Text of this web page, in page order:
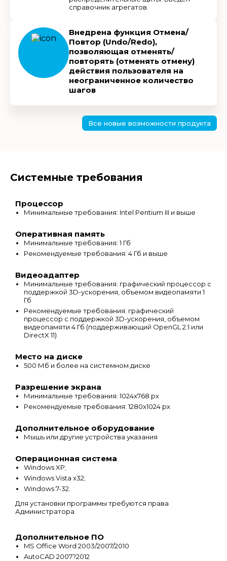
справочник агрегатов.
Внедрена функция Отмена/
Повтор (Undo/Redo),
позволяющая отменять/
повторять (отменять отмену)
действия пользователя на
неограниченное количество
шагов
Все новые возможности продукта
Системные требования
Процессор
Минимальные требования: Intel Pentium III и выше
Оперативная память
Минимальные требования: 1 Гб
Рекомендуемые требования: 4 Гб и выше
Видеоадаптер
Минимальные требования: графический процессор с
поддержкой 3D-ускорения, объемом видеопамяти 1
Гб
Рекомендуемые требования: графический
процессор с поддержкой 3D-ускорения, объемом
видеопамяти 4 Гб (поддерживающий OpenGL 2.1 или
DirectX 11)
Место на диске
500 Мб и более на системном диске
Разрешение экрана
Минимальные требования: 1024х768 px
Рекомендуемые требования: 1280х1024 px
Дополнительное оборудование
Мышь или другие устройства указания
Операционная система
Windows XP;
Windows Vista x32;
Windows 7-32.
Для установки программы требуются права
Администратора
Дополнительное ПО
MS Office Word 2003/2007/2010
AutoCAD 2007?2012